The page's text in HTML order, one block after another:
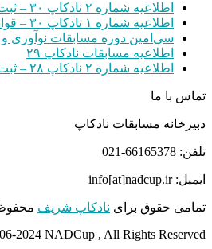
اطلاعیه شماره ۲ نادکاپ ۳۰ – ثبت‌نام
اطلاعیه شماره ۱ نادکاپ ۳۰ – قوانین
سی‌امین دوره مسابقات نوآوری و
اطلاعیه مسابقات نادکاپ ۲۹
اطلاعیه شماره ۲ نادکاپ ۲۸ – ثبت‌نام
تماس با ما
دبیرخانه مسابقات نادکاپ
تلفن: 66165378-021
ایمیل: info[at]nadcup.ir
تمامی حقوق برای نادکاپ شریف
2024 NADCup , All Rights Reserved